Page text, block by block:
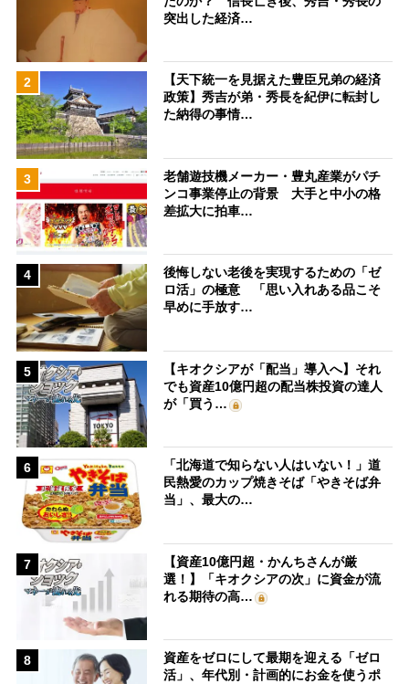
突出した経済…
2
【天下統一を見据えた豊臣兄弟の経済
政策】秀吉が弟・秀長を紀伊に転封し
た納得の事情…
3
老舗遊技機メーカー・豊丸産業がパチ
ンコ事業停止の背景 大手と中小の格
差拡大に拍車…
4
後悔しない老後を実現するための「ゼ
ロ活」の極意 「思い入れある品こそ
早めに手放す…
5
【キオクシアが「配当」導入へ】それ
でも資産10億円超の配当株投資の達人
が「買う…
6
「北海道で知らない人はいない！」道
民熱愛のカップ焼きそば「やきそば弁
当」、最大の…
7
【資産10億円超・かんちさんが厳
選！】「キオクシアの次」に資金が流
れる期待の高…
8
資産をゼロにして最期を迎える「ゼロ
活」、年代別・計画的にお金を使うポ